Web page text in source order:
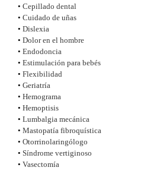
• Cepillado dental
• Cuidado de uñas
• Dislexia
• Dolor en el hombre
• Endodoncia
• Estimulación para bebés
• Flexibilidad
• Geriatría
• Hemograma
• Hemoptisis
• Lumbalgia mecánica
• Mastopatía fibroquística
• Otorrinolaringólogo
• Síndrome vertiginoso
• Vasectomía